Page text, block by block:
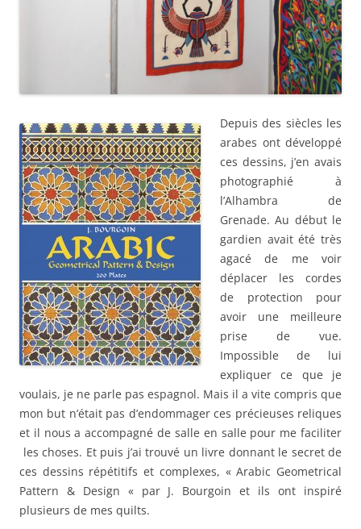
Depuis des siècles les
arabes ont développé
ces dessins, j’en avais
photographié à
l’Alhambra de
Grenade. Au début le
gardien avait été très
agacé de me voir
déplacer les cordes
de protection pour
avoir une meilleure
prise de vue.
Impossible de lui
expliquer ce que je
voulais, je ne parle pas espagnol. Mais il a vite compris que
mon but n’était pas d’endommager ces précieuses reliques
et il nous a accompagné de salle en salle pour me faciliter
les choses. Et puis j’ai trouvé un livre donnant le secret de
ces dessins répétitifs et complexes, « Arabic Geometrical
Pattern & Design « par J. Bourgoin et ils ont inspiré
plusieurs de mes quilts.